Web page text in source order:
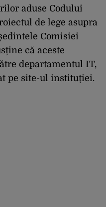
aduse Codului
de lege asupra
Comisiei
că aceste
departamentul IT,
pe site-ul instituției.